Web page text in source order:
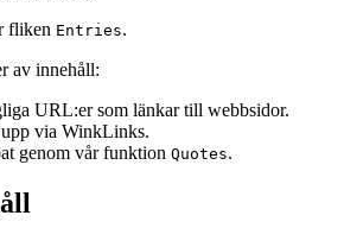
fliken Entries.
av innehåll:
URL:er som länkar till webbsidor.
via WinkLinks.
genom vår funktion Quotes.